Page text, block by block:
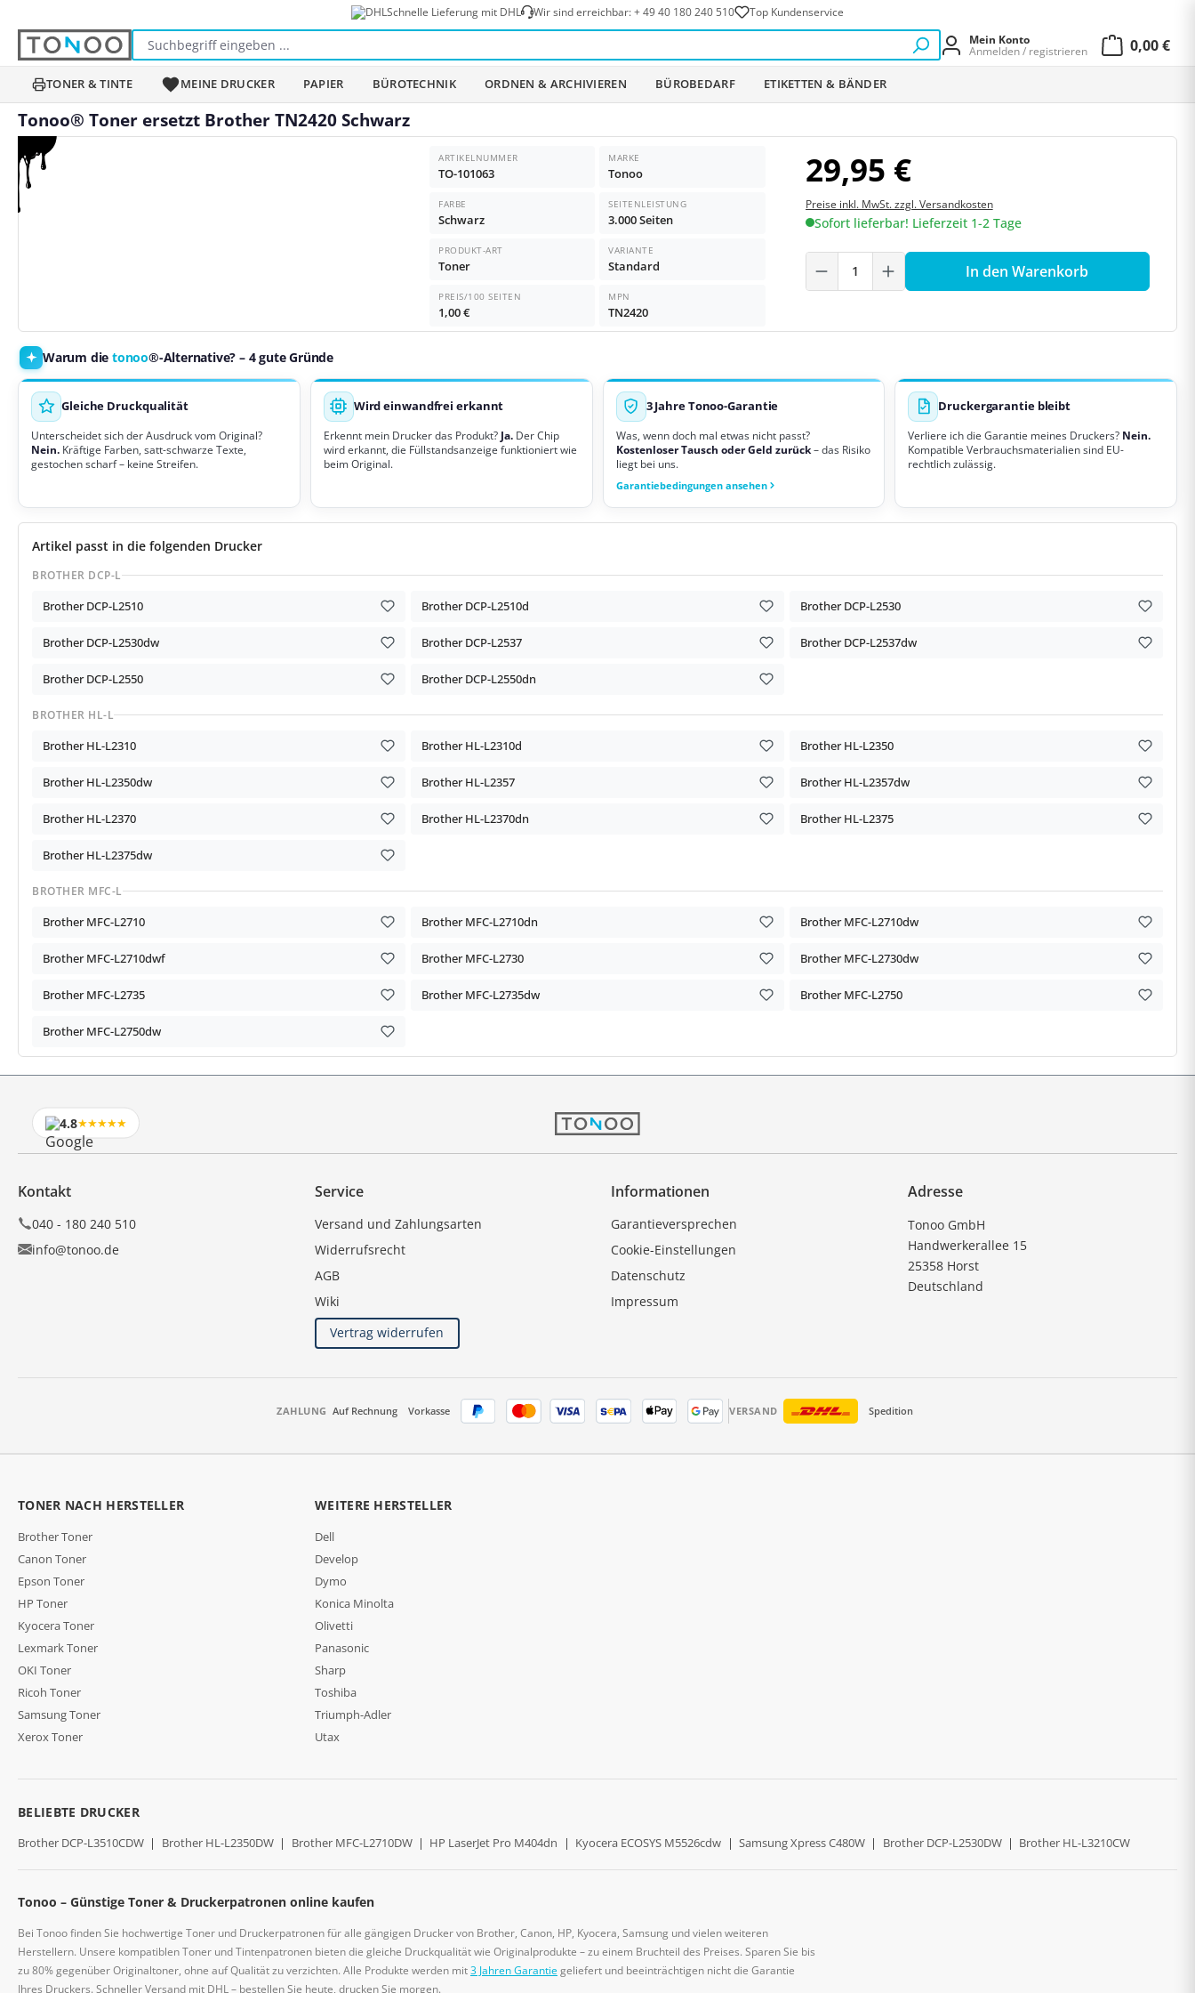
Schnelle Lieferung mit DHL Wir sind erreichbar:+ 49 40 180 240 510 Top Kundenservice
Mein Konto
Anmelden / registrieren
0,00 €
TONER & TINTE MEINE DRUCKER PAPIER BÜROTECHNIK ORDNEN & ARCHIVIEREN BÜROBEDARF ETIKETTEN & BÄNDER
Tonoo® Toner ersetzt Brother TN2420 Schwarz
Bildergalerie überspringen ARTIKELNUMMER
TO-101063
MARKE
Tonoo
FARBE
Schwarz
SEITENLEISTUNG
3.000 Seiten
PRODUKT-ART
Toner
VARIANTE
Standard
PREIS/100 SEITEN
1,00 €
MPN
TN2420
29,95 €
Preise inkl. MwSt. zzgl. Versandkosten
Sofort lieferbar! Lieferzeit 1-2 Tage
Produkt Anzahl: Gib den
In den Warenkorb
Warum die tonoo®-Alternative? – 4 gute Gründe
Gleiche Druckqualität
Unterscheidet sich der Ausdruck vom Original?
Nein. Kräftige Farben, satt-schwarze Texte,
gestochen scharf – keine Streifen.
Wird einwandfrei erkannt
Erkennt mein Drucker das Produkt? Ja.Der Chip
wird erkannt, die Füllstandsanzeige funktioniert wie
beim Original.
3 Jahre Tonoo-Garantie
Was, wenn doch mal etwas nicht passt?
Kostenloser Tausch oder Geld zurück– das Risiko
liegt bei uns.
Garantiebedingungen ansehen
Druckergarantie bleibt
Verliere ich die Garantie meines Druckers? Nein.
Kompatible Verbrauchsmaterialien sind EU-
rechtlich zulässig.
Artikel passt in die folgenden Drucker
BROTHER DCP-L
Brother DCP-L2510 Brother DCP-L2510d Brother DCP-L2530
Brother DCP-L2530dw Brother DCP-L2537 Brother DCP-L2537dw
Brother DCP-L2550 Brother DCP-L2550dn
BROTHER HL-L
Brother HL-L2310 Brother HL-L2310d Brother HL-L2350
Brother HL-L2350dw Brother HL-L2357 Brother HL-L2357dw
Brother HL-L2370 Brother HL-L2370dn Brother HL-L2375
Brother HL-L2375dw
BROTHER MFC-L
Brother MFC-L2710 Brother MFC-L2710dn Brother MFC-L2710dw
Brother MFC-L2710dwf Brother MFC-L2730 Brother MFC-L2730dw
Brother MFC-L2735 Brother MFC-L2735dw Brother MFC-L2750
Brother MFC-L2750dw
4.8★★★★★
Kontakt
040 - 180 240 510
info@tonoo.de
Service
Versand und Zahlungsarten
Widerrufsrecht
AGB
Wiki
Vertrag widerrufen
Informationen
Garantieversprechen
Cookie-Einstellungen
Datenschutz
Impressum
Adresse
Tonoo GmbH
Handwerkerallee 15
25358 Horst
Deutschland
ZAHLUNG Auf Rechnung Vorkasse VERSAND Spedition
TONER NACH HERSTELLER
Brother Toner
Canon Toner
Epson Toner
HP Toner
Kyocera Toner
Lexmark Toner
OKI Toner
Ricoh Toner
Samsung Toner
Xerox Toner
WEITERE HERSTELLER
Dell
Develop
Dymo
Konica Minolta
Olivetti
Panasonic
Sharp
Toshiba
Triumph-Adler
Utax
BELIEBTE DRUCKER
Brother DCP-L3510CDW | Brother HL-L2350DW | Brother MFC-L2710DW | HP LaserJet Pro M404dn | Kyocera ECOSYS M5526cdw | Samsung Xpress C480W | Brother DCP-L2530DW | Brother HL-L3210CW
Tonoo – Günstige Toner & Druckerpatronen online kaufen
Bei Tonoo finden Sie hochwertige Toner und Druckerpatronen für alle gängigen Drucker von Brother, Canon, HP, Kyocera, Samsung und vielen weiteren
Herstellern. Unsere kompatiblen Toner und Tintenpatronen bieten die gleiche Druckqualität wie Originalprodukte – zu einem Bruchteil des Preises. Sparen Sie bis
zu 80% gegenüber Originaltoner, ohne auf Qualität zu verzichten. Alle Produkte werden mit3 Jahren Garantiegeliefert und beeinträchtigen nicht die Garantie
Ihres Druckers. Schneller Versand mit DHL – bestellen Sie heute, drucken Sie morgen.